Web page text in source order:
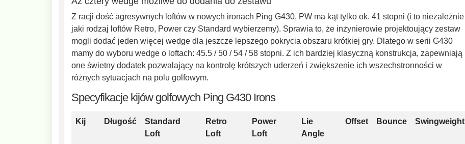
Z racji dość agresywnych loftów w nowych ironach Ping G430, PW ma kąt tylko ok. 41 stopni (i to niezależnie
jaki rodzaj loftów Retro, Power czy Standard wybierzemy). Sprawia to, że inżynierowie projektoujący zestaw
mogli dodać jeden więcej wedge dla jeszcze lepszego pokrycia obszaru krótkiej gry. Dlatego w serii G430
mamy do wyboru wedge o loftach: 45.5 / 50 / 54 / 58 stopni. Z ich bardziej klasyczną konstrukcja, zapewniają
one świetny dodatek pozwalający na kontrolę krótszych uderzeń i zwiększenie ich wszechstronności w
różnych sytuacjach na polu golfowym.
Specyfikacje kijów golfowych Ping G430 Irons
Kij Długość
Standard
Loft
Retro
Loft
Power
Loft
Lie
Angle
Offset Bounce Swingweight